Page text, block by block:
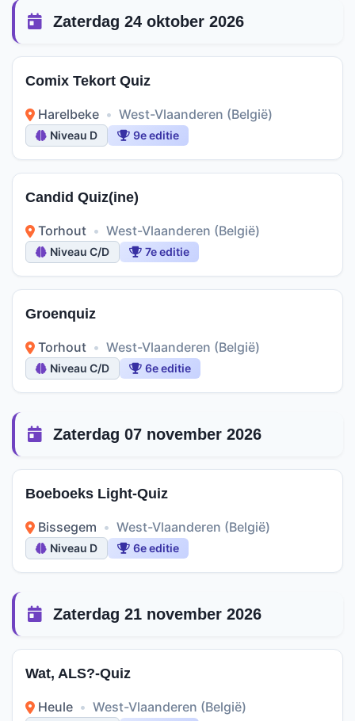
Zaterdag 24 oktober 2026
Comix Tekort Quiz
Harelbeke • West-Vlaanderen (België)
Niveau D 9e editie
Candid Quiz(ine)
Torhout • West-Vlaanderen (België)
Niveau C/D 7e editie
Groenquiz
Torhout • West-Vlaanderen (België)
Niveau C/D 6e editie
Zaterdag 07 november 2026
Boeboeks Light-Quiz
Bissegem • West-Vlaanderen (België)
Niveau D 6e editie
Zaterdag 21 november 2026
Wat, ALS?-Quiz
Heule • West-Vlaanderen (België)